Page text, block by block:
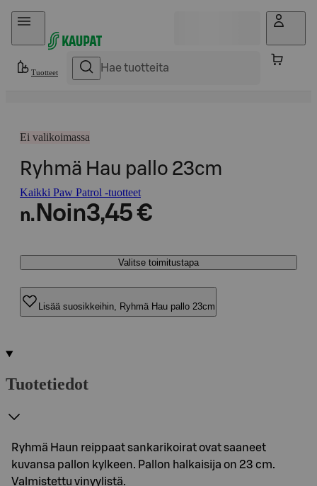
Hyppää sisältöön
Tuotteet
Ei valikoimassa
Ryhmä Hau pallo 23cm
Kaikki Paw Patrol -tuotteet
n. Noin3,45 €
Valitse toimitustapa
Lisää suosikkeihin, Ryhmä Hau pallo 23cm
Tuotetiedot
Ryhmä Haun reippaat sankarikoirat ovat saaneet
kuvansa pallon kylkeen. Pallon halkaisija on 23 cm.
Valmistettu vinyylistä.